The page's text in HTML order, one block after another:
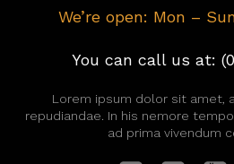
We’re open: Mon –
You can call us at:
Lorem ipsum dolor sit amet,
repudiandae. In his nemore
ad prima vivendum